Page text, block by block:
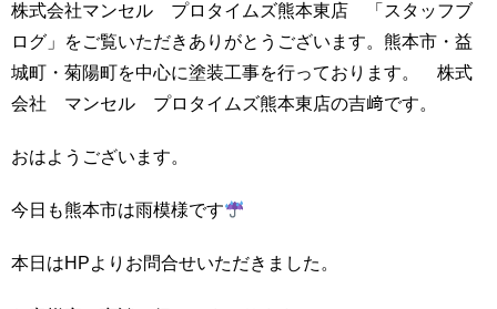
株式会社マンセル プロタイムズ熊本東店 「スタッフブ
ログ」をご覧いただきありがとうございます。熊本市・益
城町・菊陽町を中心に塗装工事を行っております。 株式
会社 マンセル プロタイムズ熊本東店の吉﨑です。
おはようございます。
今日も熊本市は雨模様です
本日はHPよりお問合せいただきました。